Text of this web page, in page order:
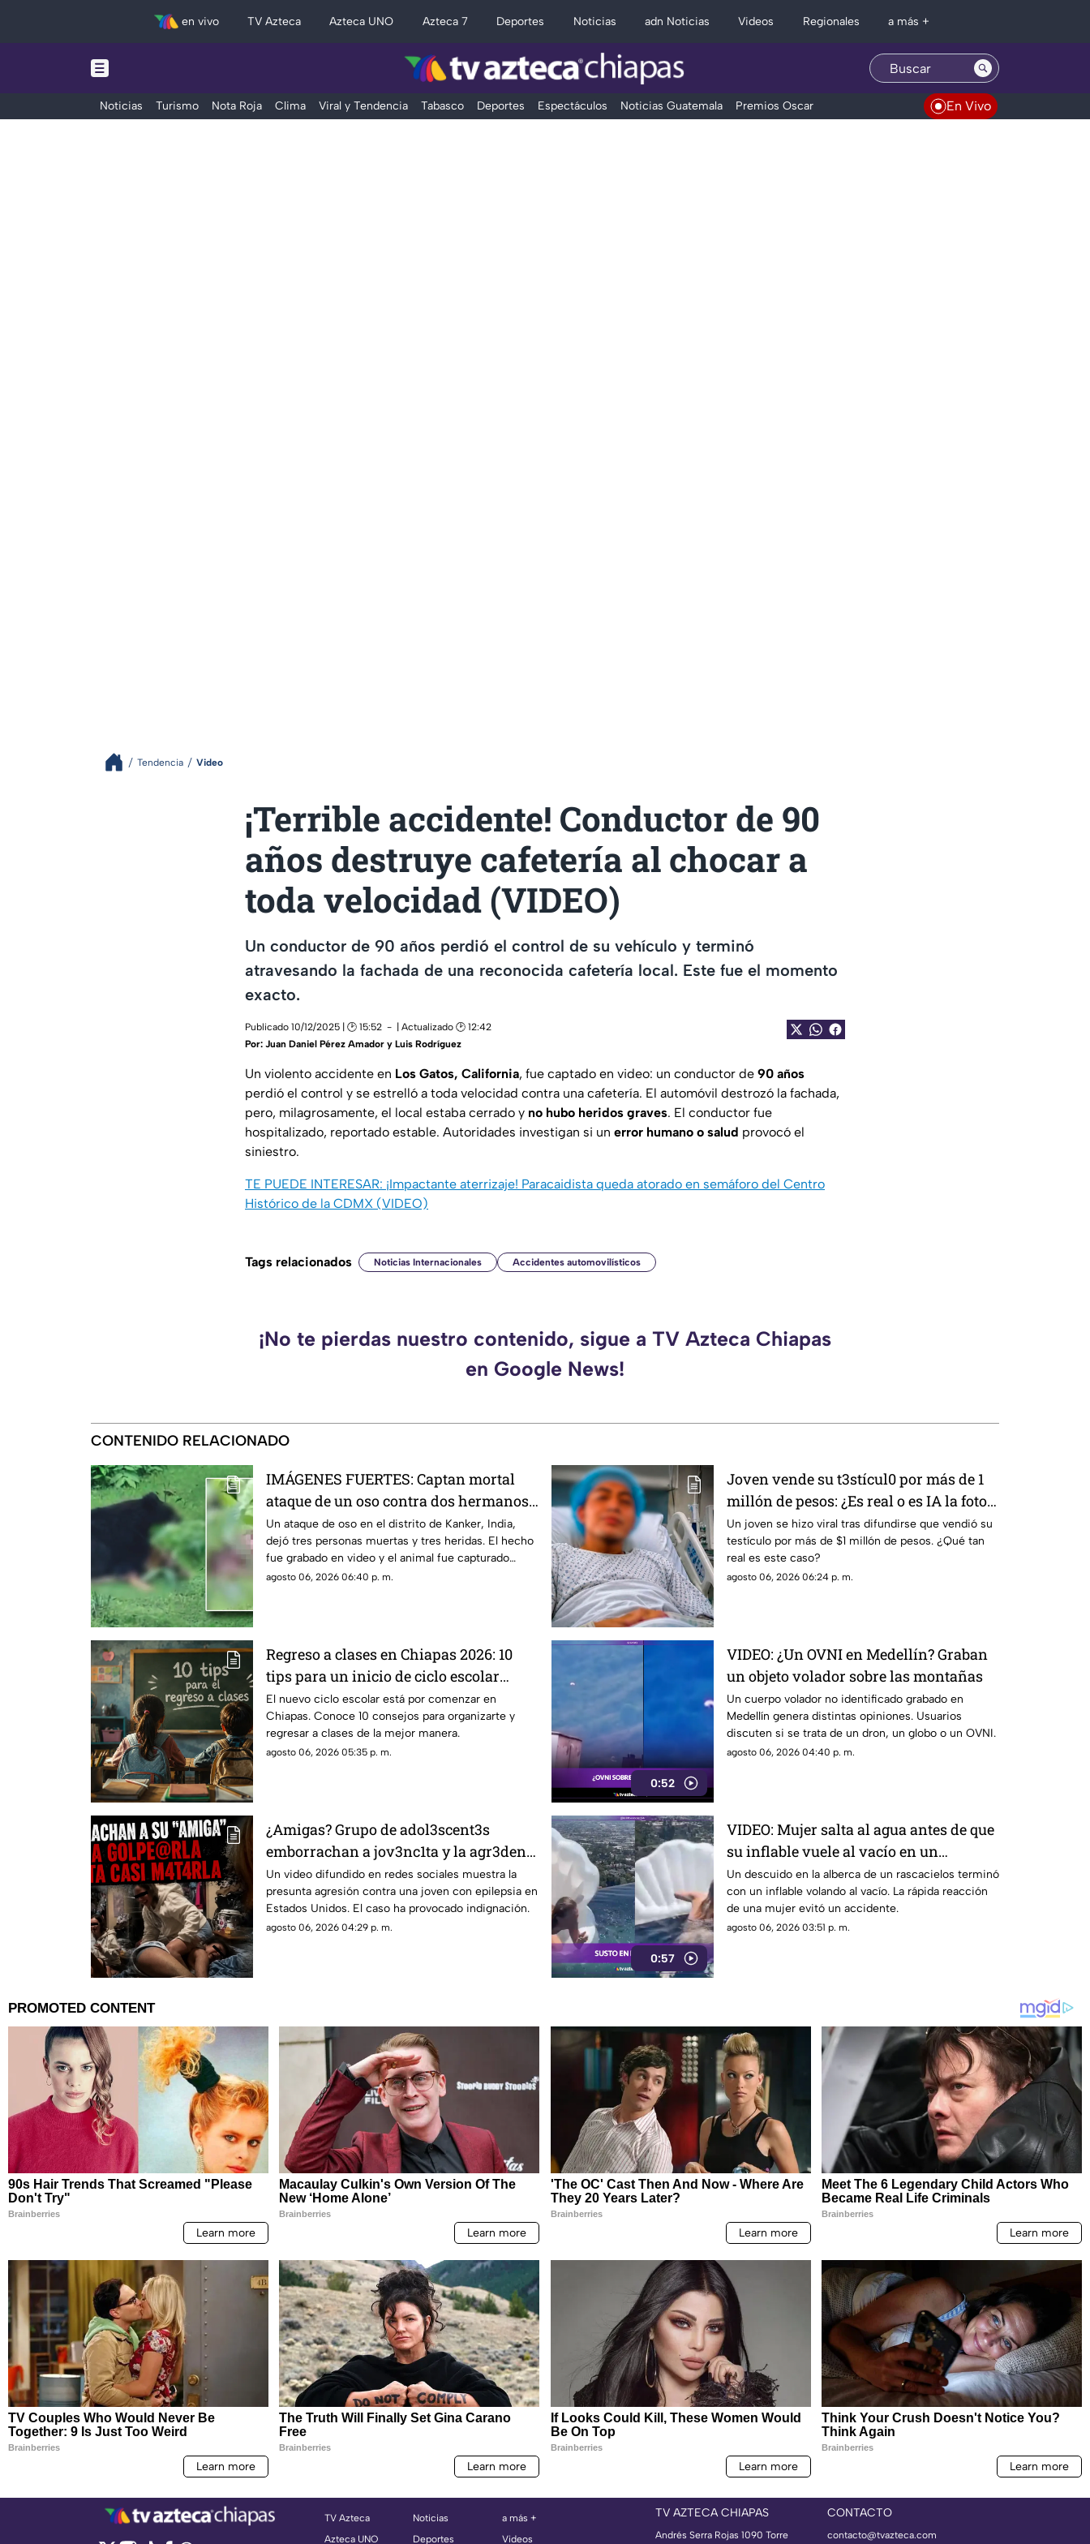
en vivo TV Azteca Azteca UNO Azteca 7 Deportes Noticias adn Noticias Videos Regionales a más +
Noticias Turismo Nota Roja Clima Viral y Tendencia Tabasco Deportes Espectáculos Noticias Guatemala Premios Oscar En Vivo
Tendencia Video
¡Terrible accidente! Conductor de 90
años destruye cafetería al chocar a
toda velocidad (VIDEO)
Un conductor de 90 años perdió el control de su vehículo y terminó
atravesando la fachada de una reconocida cafetería local. Este fue el momento
exacto.
Publicado 10/12/2025 | 🕑 15:52
| Actualizado 🕑 12:42
Por: Juan Daniel Pérez Amador y Luis Rodríguez
Un violento accidente en Los Gatos, California, fue captado en video: un conductor de 90 años
perdió el control y se estrelló a toda velocidad contra una cafetería. El automóvil destrozó la fachada,
pero, milagrosamente, el local estaba cerrado y no hubo heridos graves. El conductor fue
hospitalizado, reportado estable. Autoridades investigan si un error humano o salud provocó el
siniestro.
TE PUEDE INTERESAR: ¡Impactante aterrizaje! Paracaidista queda atorado en semáforo del Centro
Histórico de la CDMX (VIDEO)
Tags relacionados Noticias Internacionales Accidentes automovilísticos
¡No te pierdas nuestro contenido, sigue a TV Azteca Chiapas
en Google News!
CONTENIDO RELACIONADO
IMÁGENES FUERTES: Captan mortal
ataque de un oso contra dos hermanos
en India
Un ataque de oso en el distrito de Kanker, India,
dejó tres personas muertas y tres heridas. El hecho
fue grabado en video y el animal fue capturado
horas después.
agosto 06, 2026 06:40 p. m.
Joven vende su t3stícul0 por más de 1
millón de pesos: ¿Es real o es IA la foto
en redes sociales?
Un joven se hizo viral tras difundirse que vendió su
testículo por más de $1 millón de pesos. ¿Qué tan
real es este caso?
agosto 06, 2026 06:24 p. m.
Regreso a clases en Chiapas 2026: 10
tips para un inicio de ciclo escolar
exitoso
El nuevo ciclo escolar está por comenzar en
Chiapas. Conoce 10 consejos para organizarte y
regresar a clases de la mejor manera.
agosto 06, 2026 05:35 p. m.
0:52
VIDEO: ¿Un OVNI en Medellín? Graban
un objeto volador sobre las montañas
Un cuerpo volador no identificado grabado en
Medellín genera distintas opiniones. Usuarios
discuten si se trata de un dron, un globo o un OVNI.
agosto 06, 2026 04:40 p. m.
¿Amigas? Grupo de adol3scent3s
emborrachan a jov3nc1ta y la agr3den a
golpes: grabaron todo
Un video difundido en redes sociales muestra la
presunta agresión contra una joven con epilepsia en
Estados Unidos. El caso ha provocado indignación.
agosto 06, 2026 04:29 p. m.
0:57
VIDEO: Mujer salta al agua antes de que
su inflable vuele al vacío en un
rascacielos
Un descuido en la alberca de un rascacielos terminó
con un inflable volando al vacío. La rápida reacción
de una mujer evitó un accidente.
agosto 06, 2026 03:51 p. m.
TV Azteca
Azteca UNO
Noticias
Deportes
a más +
Videos
TV AZTECA CHIAPAS
Andrés Serra Rojas 1090 Torre
CONTACTO
contacto@tvazteca.com